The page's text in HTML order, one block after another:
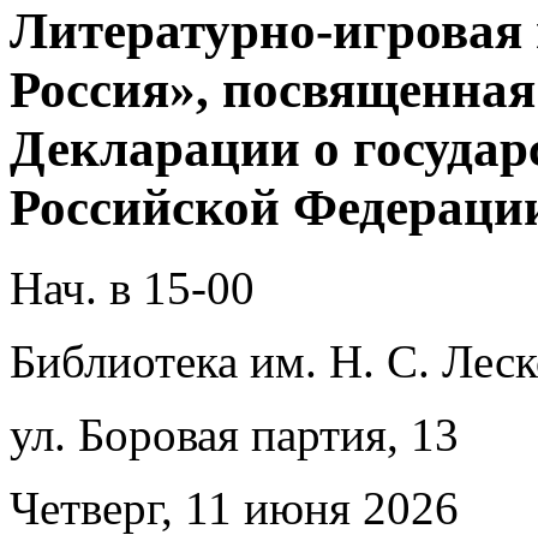
Литературно-
Россия»,
Декларации о
Российской
Нач. в 15-00
Библиотека им. Н. С.
ул. Боровая партия, 13
Четверг, 11 июня 2026